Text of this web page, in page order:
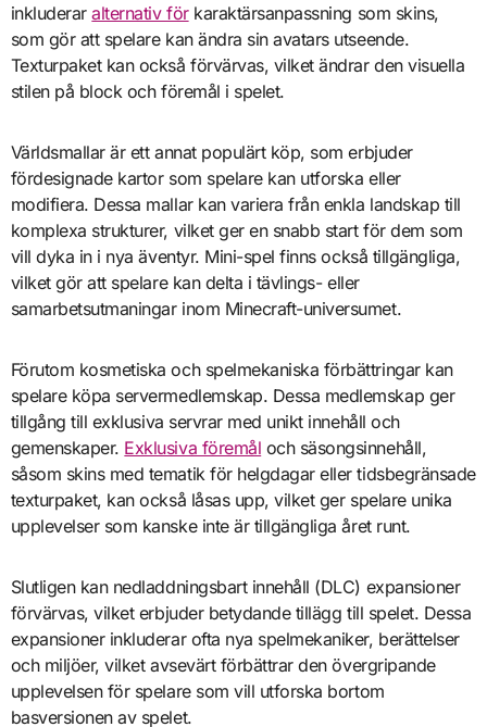
inkluderaralternativ förkaraktärsanpassning som skins,
som gör att spelare kan ändra sin avatars utseende.
Texturpaket kan också förvärvas, vilket ändrar den visuella
stilen på block och föremål i spelet.
Världsmallar är ett annat populärt köp, som erbjuder
fördesignade kartor som spelare kan utforska eller
modifiera. Dessa mallar kan variera från enkla landskap till
komplexa strukturer, vilket ger en snabb start för dem som
vill dyka in i nya äventyr. Mini-spel finns också tillgängliga,
vilket gör att spelare kan delta i tävlings- eller
samarbetsutmaningar inom Minecraft-universumet.
Förutom kosmetiska och spelmekaniska förbättringar kan
spelare köpa servermedlemskap. Dessa medlemskap ger
tillgång till exklusiva servrar med unikt innehåll och
gemenskaper. Exklusiva föremål och säsongsinnehåll,
såsom skins med tematik för helgdagar eller tidsbegränsade
texturpaket, kan också låsas upp, vilket ger spelare unika
upplevelser som kanske inte är tillgängliga året runt.
Slutligen kan nedladdningsbart innehåll (DLC) expansioner
förvärvas, vilket erbjuder betydande tillägg till spelet. Dessa
expansioner inkluderar ofta nya spelmekaniker, berättelser
och miljöer, vilket avsevärt förbättrar den övergripande
upplevelsen för spelare som vill utforska bortom
basversionen av spelet.